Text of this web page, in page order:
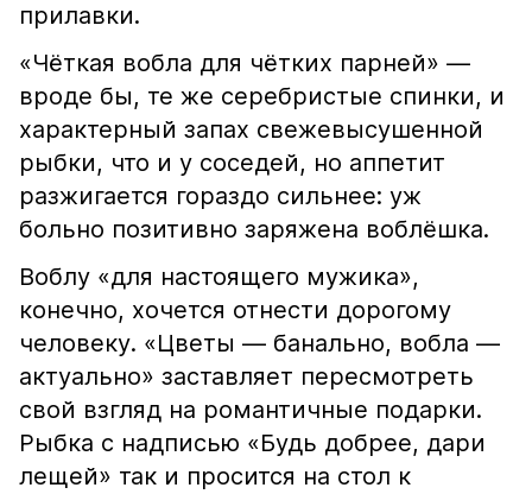
прилавки.
«Чёткая вобла для чётких парней» —
вроде бы, те же серебристые спинки, и
характерный запах свежевысушенной
рыбки, что и у соседей, но аппетит
разжигается гораздо сильнее: уж
больно позитивно заряжена воблёшка.
Воблу «для настоящего мужика»,
конечно, хочется отнести дорогому
человеку. «Цветы — банально, вобла —
актуально» заставляет пересмотреть
свой взгляд на романтичные подарки.
Рыбка с надписью «Будь добрее, дари
лещей» так и просится на стол к